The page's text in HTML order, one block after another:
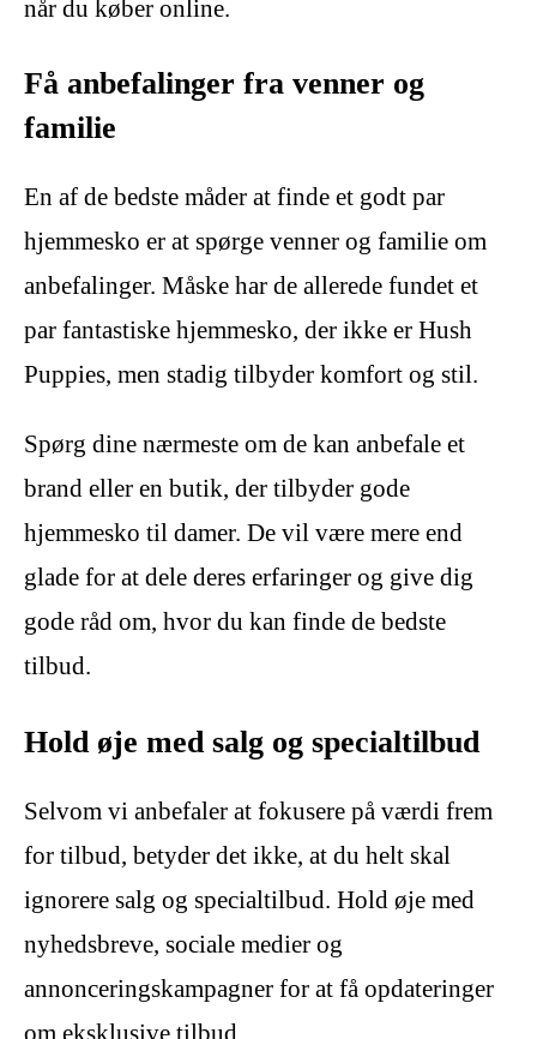
når du køber online.
Få anbefalinger fra venner og
familie
En af de bedste måder at finde et godt par
hjemmesko er at spørge venner og familie om
anbefalinger. Måske har de allerede fundet et
par fantastiske hjemmesko, der ikke er Hush
Puppies, men stadig tilbyder komfort og stil.
Spørg dine nærmeste om de kan anbefale et
brand eller en butik, der tilbyder gode
hjemmesko til damer. De vil være mere end
glade for at dele deres erfaringer og give dig
gode råd om, hvor du kan finde de bedste
tilbud.
Hold øje med salg og specialtilbud
Selvom vi anbefaler at fokusere på værdi frem
for tilbud, betyder det ikke, at du helt skal
ignorere salg og specialtilbud. Hold øje med
nyhedsbreve, sociale medier og
annonceringskampagner for at få opdateringer
om eksklusive tilbud.